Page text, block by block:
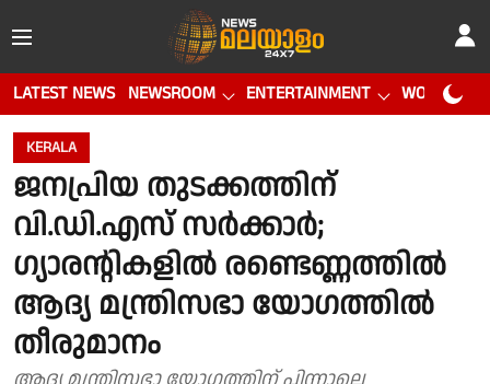
LATEST NEWS NEWSROOM ENTERTAINMENT WORLD CUP
KERALA
ജനപ്രിയ തുടക്കത്തിന്
വി.ഡി.എസ് സര്‍ക്കാര്‍;
ഗ്യാരന്റികളില്‍ രണ്ടെണ്ണത്തില്‍
ആദ്യ മന്ത്രിസഭാ യോഗത്തില്‍
തീരുമാനം